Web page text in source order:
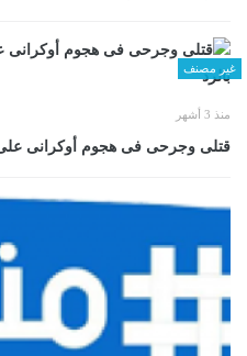
غير مصنف
منذ 3 أشهر
قتلى وجرحى فى هجوم أوكرانى على